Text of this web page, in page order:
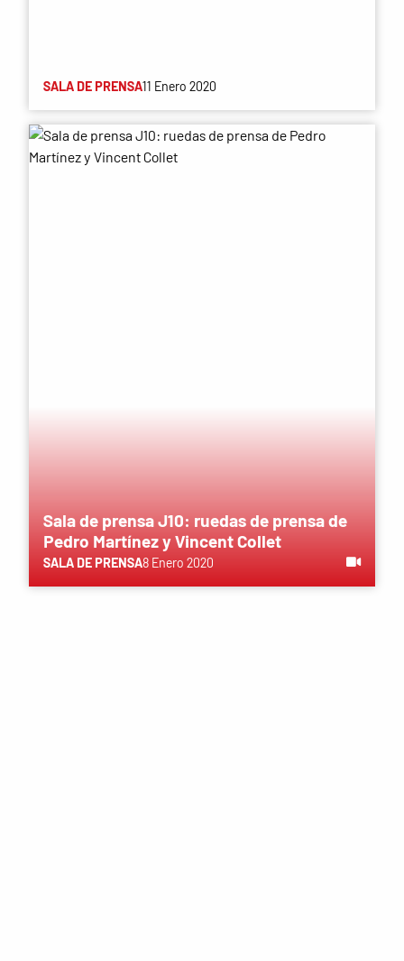
SALA DE PRENSA11 Enero 2020
Sala de prensa J10: ruedas de prensa de
Pedro Martínez y Vincent Collet
SALA DE PRENSA8 Enero 2020